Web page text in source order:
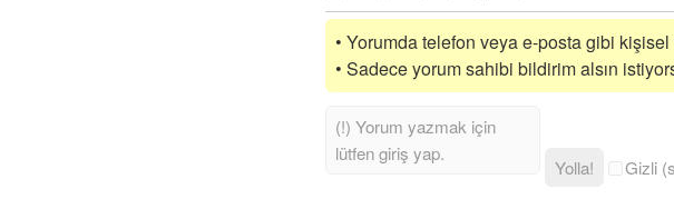
• Yorumda telefon veya e-posta gibi
• Sadece yorum sahibi bildirim alsın
Yolla! Gizli